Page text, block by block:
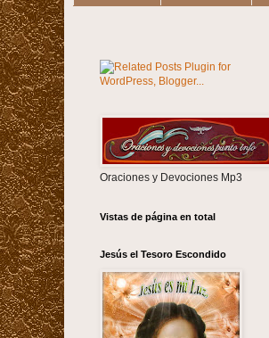
Oraciones y Devociones Mp3
Vistas de página en total
Jesús el Tesoro Escondido